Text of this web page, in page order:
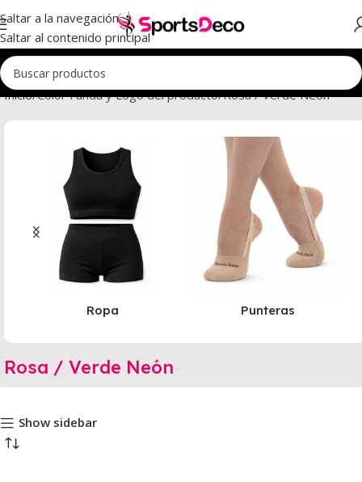
Saltar a la navegación
Saltar al contenido principal
Inicio Color Funda y Logo del producto Rosa / Verde Neón
Ropa Punteras
Rosa / Verde Neón
Show sidebar